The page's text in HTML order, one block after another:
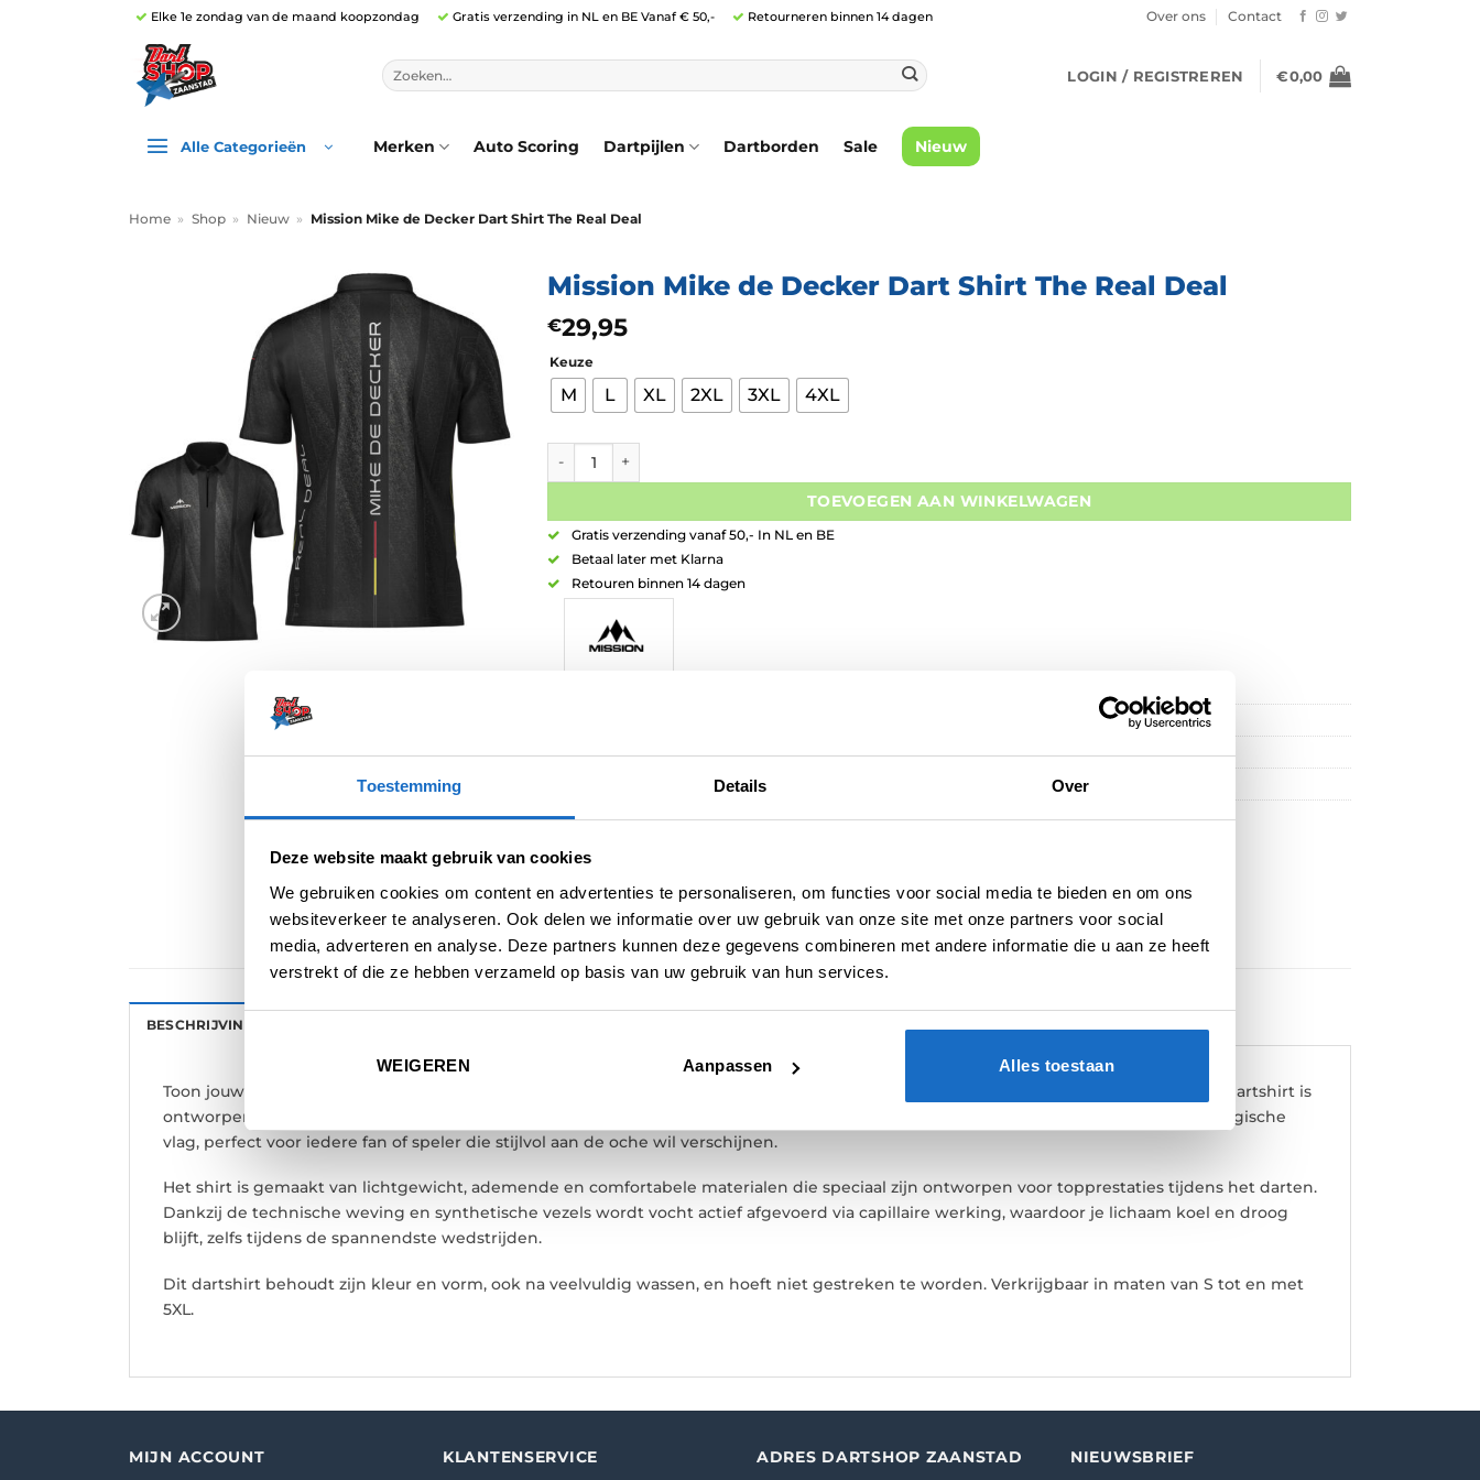
Toestemming Details Over
Deze website maakt gebruik van cookies
We gebruiken cookies om content en advertenties te personaliseren, om functies voor social media te bieden en om ons
websiteverkeer te analyseren. Ook delen we informatie over uw gebruik van onze site met onze partners voor social
media, adverteren en analyse. Deze partners kunnen deze gegevens combineren met andere informatie die u aan ze heeft
verstrekt of die ze hebben verzameld op basis van uw gebruik van hun services.
WEIGEREN Aanpassen Alles toestaan
Elke 1e zondag van de maand koopzondag Gratis verzending in NL en BE Vanaf € 50,- Retourneren binnen 14 dagen Over ons Contact
Zoeken
naar:
LOGIN / REGISTREREN €0,00
Alle Categorieën Merken Auto Scoring Dartpijlen Dartborden Sale Nieuw
Home » Shop » Nieuw » Mission Mike de Decker Dart Shirt The Real Deal
Mission Mike de Decker Dart Shirt The Real Deal
€29,95
Keuze
M L XL 2XL 3XL 4XL
TOEVOEGEN AAN WINKELWAGEN
Gratis verzending vanaf 50,- In NL en BE
Betaal later met Klarna
Retouren binnen 14 dagen
Categorieën:Dartshirts,Kleding,Nieuw,Spelers Dartshirts
Merk:Mission
BESCHRIJVING
Toon jouw support voor de World Grand Prix-kampioen van 2024 met het officiële Mission Mike De Decker Player Shirt. Dit moderne dartshirt is
ontworpen in samenwerking met Mike De Decker en bevat zijn naam, bijnaam “The Real Deal”, en accenten in de kleuren van de Belgische
vlag, perfect voor iedere fan of speler die stijlvol aan de oche wil verschijnen.
Het shirt is gemaakt van lichtgewicht, ademende en comfortabele materialen die speciaal zijn ontworpen voor topprestaties tijdens het darten.
Dankzij de technische weving en synthetische vezels wordt vocht actief afgevoerd via capillaire werking, waardoor je lichaam koel en droog
blijft, zelfs tijdens de spannendste wedstrijden.
Dit dartshirt behoudt zijn kleur en vorm, ook na veelvuldig wassen, en hoeft niet gestreken te worden. Verkrijgbaar in maten van S tot en met
5XL.
MIJN ACCOUNT KLANTENSERVICE ADRES DARTSHOP ZAANSTAD NIEUWSBRIEF